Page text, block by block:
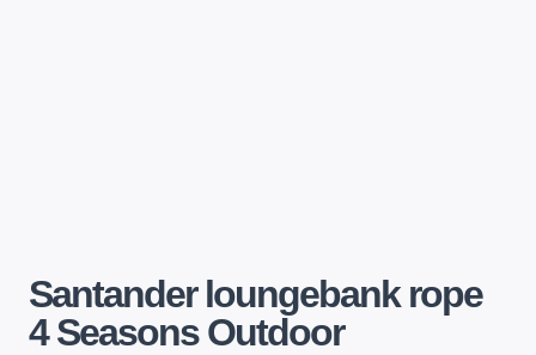
Santander loungebank rope
4 Seasons Outdoor